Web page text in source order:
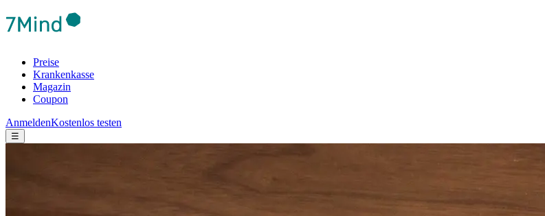
Preise
Krankenkasse
Magazin
Coupon
AnmeldenKostenlos testen
☰